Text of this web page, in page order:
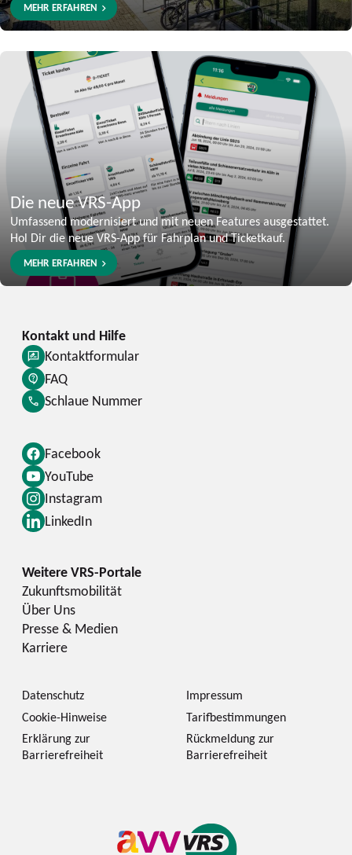
MEHR ERFAHREN
Die neue VRS-App
Umfassend modernisiert und mit neuen Features ausgestattet.
Hol Dir die neue VRS-App für Fahrplan und Ticketkauf.
MEHR ERFAHREN
Facebook
YouTube
Instagram
LinkedIn
Kontaktformular
FAQ
Schlaue Nummer
Zukunftsmobilität
Über Uns
Presse & Medien
Karriere
Datenschutz
Impressum
Cookie-Hinweise
Tarifbestimmungen
Erklärung zur
Barrierefreiheit
Rückmeldung zur
Barrierefreiheit